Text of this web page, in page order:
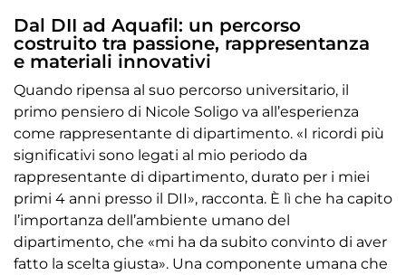
Dal DII ad Aquafil: un percorso
costruito tra passione, rappresentanza
e materiali innovativi
Quando ripensa al suo percorso universitario, il
primo pensiero di Nicole Soligo va all’esperienza
come rappresentante di dipartimento. «I ricordi più
significativi sono legati al mio periodo da
rappresentante di dipartimento, durato per i miei
primi 4 anni presso il DII», racconta. È lì che ha capito
l’importanza dell’ambiente umano del
dipartimento, che «mi ha da subito convinto di aver
fatto la scelta giusta». Una componente umana che